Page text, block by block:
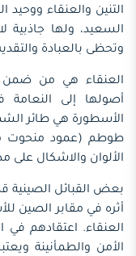
التنين والعنقاء
السعيد، ولها
وتحظى بالعبادة
العنقاء هي من ضمن
أصولها إلى النعامة
الأسطورة هي طائر
طوطم (عمود منحوت
الألوان والاشكال على
بعض القبائل الصينية
أثره في مقابر الصين
العنقاء. اعتقادهم
الأمن والطمأنينة